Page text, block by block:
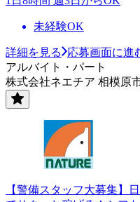
未経験OK
詳細を見る
応募画面に進
アルバイト・パート
株式会社ネエチア 相模原
【警備スタッフ大募集】